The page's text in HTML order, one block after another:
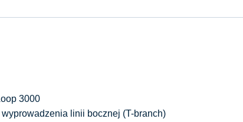
3000
linii bocznej (T-branch)